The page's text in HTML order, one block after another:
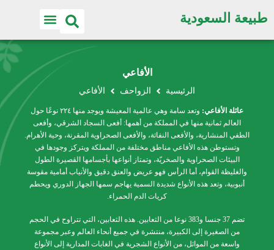
طبيعة السعودية
الأفاعي
الرئيسية الزواحف الأفاعي
عائلة الأفاعي:
وتعد سامة وهي عالمية المعيشة ويوجد منها ٢٢٤ نوعًا حول
العالم ثمانية منها في المملكة من أهمها: أفعى السجاد الشرقي، وأفعى
الطفي المنشارية، والأفعى النفاثة، والأفعى الصحراوية المقرنة، وحية الأهرام.
وتستوطن هذه الأفاعي مناطق مختلفة من المملكة ويتركز وجودها في
البيئات الصحراوية والصخريّة، وتمتاز أنواعها بأجسامها القصيرة الطول
والغليظة القوام، أما الرأس فهو عريض والعنق دقيق والأنياب أمامية مقوسة
أنبوبية، وتعد هذه الأنواع شديدة السمية يهاجم سمها الجهاز الدوري ويحطم
كريات الدم الحمراء.
تضم 37 جنسا و383 نوعا من الثعابين. هذه الثعابين، التي تتراوح في الحجم
من الصغيرة إلى الكبيرة، منتشرة في جميع أنحاء العالم وعبر مجموعة
واسعة من الموائل، من الأنواع الشجرية في الغابات المدارية إلى الأنواع